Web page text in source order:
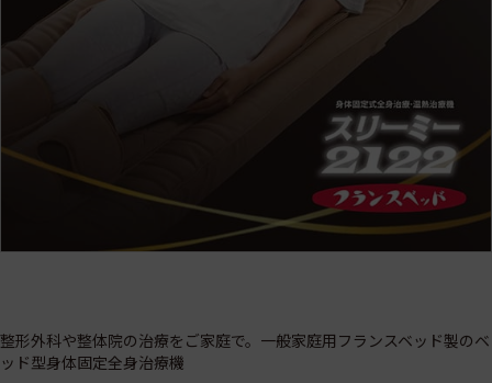
整形外科や整体院の治療をご家庭で。一般家庭用フランスベッド製のベ
ッド型身体固定全身治療機